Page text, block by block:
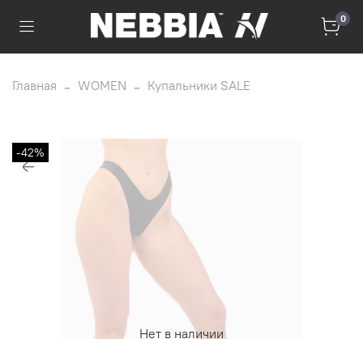
0
Главная WOMEN Купальники SALE
Нет в наличии
-42%